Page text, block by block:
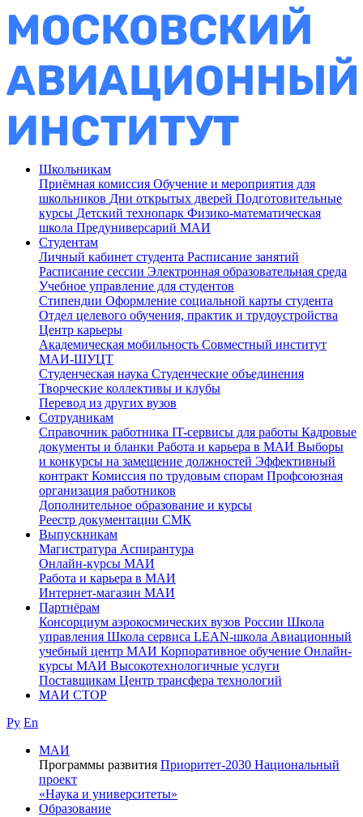
Школьникам
Приёмная комиссия Обучение и мероприятия для
школьников Дни открытых дверей Подготовительные
курсы Детский технопарк Физико-математическая
школа Предуниверсарий МАИ
Студентам
Личный кабинет студента Расписание занятий
Расписание сессии Электронная образовательная среда
Учебное управление для студентов
Стипендии Оформление социальной карты студента
Отдел целевого обучения, практик и трудоустройства
Центр карьеры
Академическая мобильность Совместный институт
МАИ-ШУЦТ
Студенческая наука Студенческие объединения
Творческие коллективы и клубы
Перевод из других вузов
Сотрудникам
Cправочник работника IT-сервисы для работы Кадровые
документы и бланки Работа и карьера в МАИ Выборы
и конкурсы на замещение должностей Эффективный
контракт Комиссия по трудовым спорам Профсоюзная
организация работников
Дополнительное образование и курсы
Реестр документации СМК
Выпускникам
Магистратура Аспирантура
Онлайн-курсы МАИ
Работа и карьера в МАИ
Интернет-магазин МАИ
Партнёрам
Консорциум аэрокосмических вузов России Школа
управления Школа сервиса LEAN-школа Авиационный
учебный центр МАИ Корпоративное обучение Онлайн-
курсы МАИ Высокотехнологичные услуги
Поставщикам Центр трансфера технологий
МАИ СТОР
Ру En
МАИ
Программы развития Приоритет-2030 Национальный
проект
«Наука и университеты»
Образование